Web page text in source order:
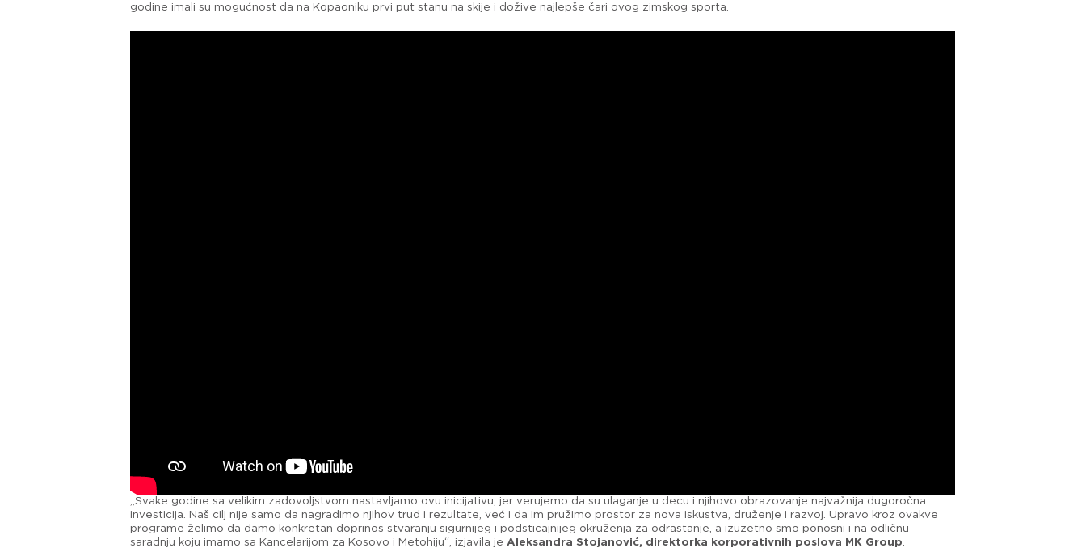
godine imali su mogućnost da na Kopaoniku prvi put stanu na skije i dožive najlepše čari ovog zimskog sporta.
„Svake godine sa velikim zadovoljstvom nastavljamo ovu inicijativu, jer verujemo da su ulaganje u decu i njihovo obrazovanje najvažnija dugoročna
investicija. Naš cilj nije samo da nagradimo njihov trud i rezultate, već i da im pružimo prostor za nova iskustva, druženje i razvoj. Upravo kroz ovakve
programe želimo da damo konkretan doprinos stvaranju sigurnijeg i podsticajnijeg okruženja za odrastanje, a izuzetno smo ponosni i na odličnu
saradnju koju imamo sa Kancelarijom za Kosovo i Metohiju“, izjavila jeAleksandra Stojanović, direktorka korporativnih poslova MK Group.